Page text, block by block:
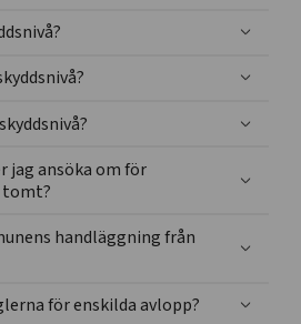
jag ansöka om för
handläggning från
för enskilda avlopp?